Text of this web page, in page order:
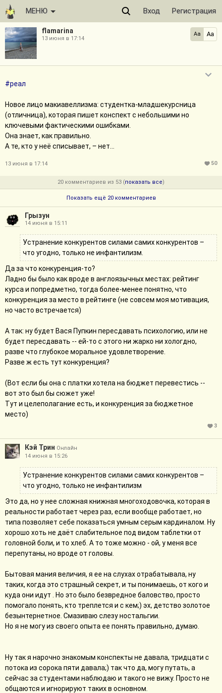
МЕНЮ Вход Регистрация
flamarina
13 июня в 17:14
Aa Aa
#реал
Новое лицо макиавеллизма: студентка-младшекурсница
(отличница), которая пишет конспект с небольшими но
ключевыми фактическими ошибками.
Она знает, как правильно.
А те, кто у неё списывает, – нет...
13 июня в 17:14 50
20 комментариев из 53 (показать все)
Показать ещё 20 комментариев
Грызун
14 июня в 15:11
Устранение конкурентов силами самих конкурентов –
что угодно, только не инфантилизм.
Да за что конкуренция-то?
Ладно бы было как вроде в англоязычных местах: рейтинг
курса и попредметно, тогда более-менее понятно, что
конкуренция за место в рейтинге (не совсем моя мотивация,
но часто встречается)
А так: ну будет Вася Пупкин пересдавать психологию, или не
будет пересдавать -- ей-то с этого ни жарко ни хологдно,
разве что глубокое моральное удовлетворение.
Разве ж есть тут конкуренция?
(Вот если бы она с платки хотела на бюджет перевестись --
вот это был бы сюжет уже!
Тут и целеполагание есть, и конкуренция за бюджетное
место)
3
Кэй Трин Онлайн
14 июня в 15:26
Устранение конкурентов силами самих конкурентов –
что угодно, только не инфантилизм
Это да, но у нее сложная книжная многоходовочка, которая в
реальности работает через раз, если вообще работает, но
типа позволяет себе показаться умным серым кардиналом. Ну
хорошо хоть не даёт слабительное под видом таблетки от
головной боли, и то хлеб. А то тоже можно - ой, у меня все
перепутаны, но вроде от головы.
Бытовая мания величия, я ее на слухах отрабатывала, ну
таких, когда это страшный секрет, и ты понимаешь, от кого и
куда они идут . Но это было безвредное баловство, просто
помогало понять, кто треплется и с кем;) эх, детство золотое
безынтернетное. Смазиваю слезу ностальгии.
Но я не могу из своего опыта ее понять правильно, думаю.
Ну так я нарочно знакомым конспекты не давала, тридцати с
потока из сорока пяти давала;) так что да, могу путать, а
сейчас за студентами наблюдаю и такого не вижу. Просто не
общаются и игнорируют таких в основном.